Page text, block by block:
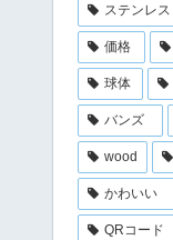
ステンレス
価格
球体
バンズ
wood
かわいい
QRコード